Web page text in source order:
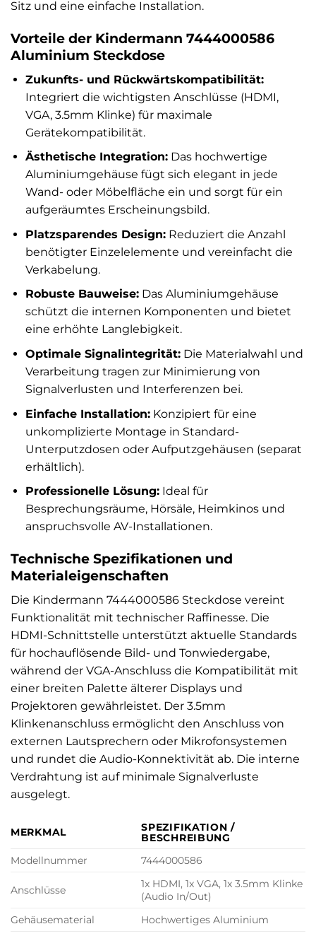
Sitz und eine einfache Installation.
Vorteile der Kindermann 7444000586
Aluminium Steckdose
Zukunfts- und Rückwärtskompatibilität:
Integriert die wichtigsten Anschlüsse (HDMI,
VGA, 3.5mm Klinke) für maximale
Gerätekompatibilität.
Ästhetische Integration:Das hochwertige
Aluminiumgehäuse fügt sich elegant in jede
Wand- oder Möbelfläche ein und sorgt für ein
aufgeräumtes Erscheinungsbild.
Platzsparendes Design:Reduziert die Anzahl
benötigter Einzelelemente und vereinfacht die
Verkabelung.
Robuste Bauweise:Das Aluminiumgehäuse
schützt die internen Komponenten und bietet
eine erhöhte Langlebigkeit.
Optimale Signalintegrität:Die Materialwahl und
Verarbeitung tragen zur Minimierung von
Signalverlusten und Interferenzen bei.
Einfache Installation:Konzipiert für eine
unkomplizierte Montage in Standard-
Unterputzdosen oder Aufputzgehäusen (separat
erhältlich).
Professionelle Lösung:Ideal für
Besprechungsräume, Hörsäle, Heimkinos und
anspruchsvolle AV-Installationen.
Technische Spezifikationen und
Materialeigenschaften
Die Kindermann 7444000586 Steckdose vereint
Funktionalität mit technischer Raffinesse. Die
HDMI-Schnittstelle unterstützt aktuelle Standards
für hochauflösende Bild- und Tonwiedergabe,
während der VGA-Anschluss die Kompatibilität mit
einer breiten Palette älterer Displays und
Projektoren gewährleistet. Der 3.5mm
Klinkenanschluss ermöglicht den Anschluss von
externen Lautsprechern oder Mikrofonsystemen
und rundet die Audio-Konnektivität ab. Die interne
Verdrahtung ist auf minimale Signalverluste
ausgelegt.
MERKMAL
SPEZIFIKATION /
BESCHREIBUNG
Modellnummer
7444000586
Anschlüsse
1x HDMI, 1x VGA, 1x 3.5mm Klinke
(Audio In/Out)
Gehäusematerial
Hochwertiges Aluminium